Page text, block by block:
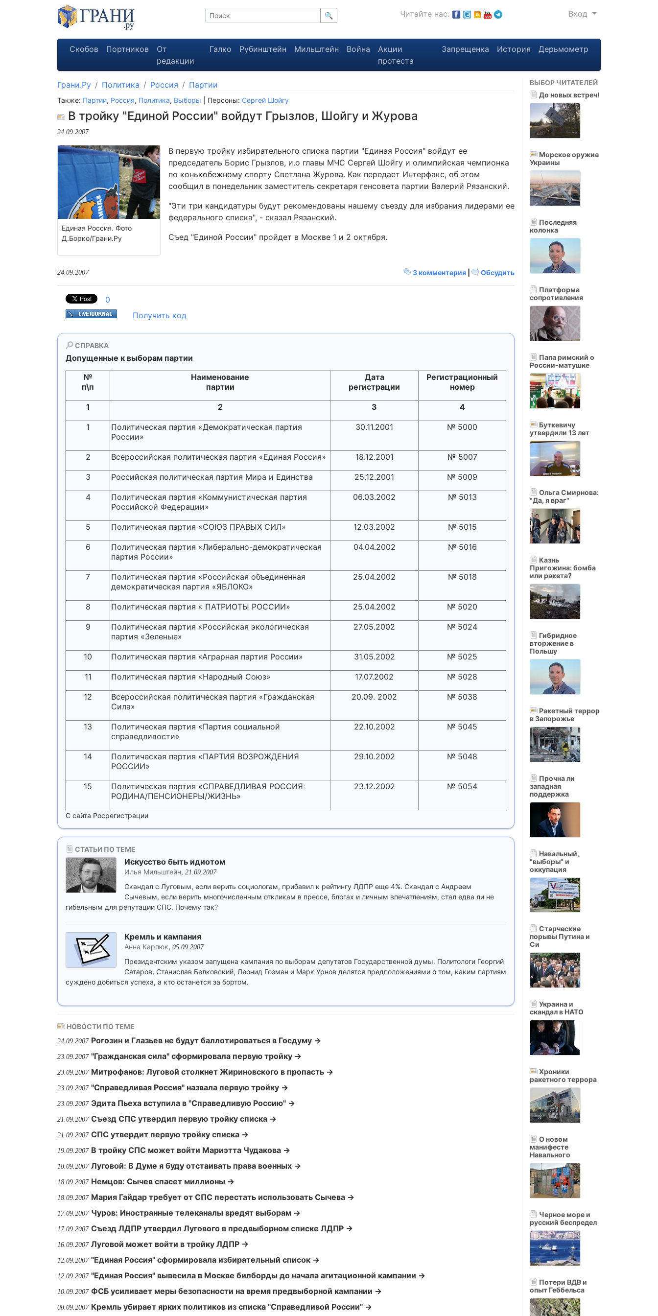
🔍 Читайте нас: Вход
Скобов Портников
От
редакции
Галко Рубинштейн Мильштейн Война
Акции
протеста
Запрещенка История Дерьмометр
Грани.Ру Политика Россия Партии
Также: Партии, Россия, Политика, Выборы | Персоны: Сергей Шойгу
В тройку "Единой России" войдут Грызлов, Шойгу и Журова
24.09.2007
Единая Россия. Фото
Д.Борко/Грани.Ру
В первую тройку избирательного списка партии "Единая Россия" войдут ее
председатель Борис Грызлов, и.о главы МЧС Сергей Шойгу и олимпийская чемпионка
по конькобежному спорту Светлана Журова. Как передает Интерфакс, об этом
сообщил в понедельник заместитель секретаря генсовета партии Валерий Рязанский.
"Эти три кандидатуры будут рекомендованы нашему съезду для избрания лидерами ее
федерального списка", - сказал Рязанский.
Съед "Единой России" пройдет в Москве 1 и 2 октября.
3 комментария Обсудить
24.09.2007
0
Получить код
СПРАВКА
Допущенные к выборам партии
№
п\п
Наименование
партии
Дата
регистрации
Регистрационный
номер
1 2 3 4
1
Политическая партия «Демократическая партия
России»
30.11.2001 № 5000
2 Всероссийская политическая партия «Единая Россия» 18.12.2001 № 5007
3 Российская политическая партия Мира и Единства 25.12.2001 № 5009
4
Политическая партия «Коммунистическая партия
Российской Федерации»
06.03.2002 № 5013
5 Политическая партия «СОЮЗ ПРАВЫХ СИЛ» 12.03.2002 № 5015
6
Политическая партия «Либерально-демократическая
партия России»
04.04.2002 № 5016
7
Политическая партия «Российская объединенная
демократическая партия «ЯБЛОКО»
25.04.2002 № 5018
8 Политическая партия « ПАТРИОТЫ РОССИИ» 25.04.2002 № 5020
9
Политическая партия «Российская экологическая
партия «Зеленые»
27.05.2002 № 5024
10 Политическая партия «Аграрная партия России» 31.05.2002 № 5025
11 Политическая партия «Народный Союз» 17.07.2002 № 5028
12
Всероссийская политическая партия «Гражданская
Сила»
20.09. 2002 № 5038
13
Политическая партия «Партия социальной
справедливости»
22.10.2002 № 5045
14
Политическая партия «ПАРТИЯ ВОЗРОЖДЕНИЯ
РОССИИ»
29.10.2002 № 5048
15
Политическая партия «СПРАВЕДЛИВАЯ РОССИЯ:
РОДИНА/ПЕНСИОНЕРЫ/ЖИЗНЬ»
23.12.2002 № 5054
С сайта Росрегистрации
СТАТЬИ ПО ТЕМЕ
Искусство быть идиотом
Илья Мильштейн, 21.09.2007
Скандал с Луговым, если верить социологам, прибавил к рейтингу ЛДПР еще 4%. Скандал с Андреем
Сычевым, если верить многочисленным откликам в прессе, блогах и личным впечатлениям, стал едва ли не
гибельным для репутации СПС. Почему так?
Кремль и кампания
Анна Карпюк, 05.09.2007
Президентским указом запущена кампания по выборам депутатов Государственной думы. Политологи Георгий
Сатаров, Станислав Белковский, Леонид Гозман и Марк Урнов делятся предположениями о том, каким партиям
суждено добиться успеха, а кто останется за бортом.
НОВОСТИ ПО ТЕМЕ
24.09.2007 Рогозин и Глазьев не будут баллотироваться в Госдуму →
23.09.2007 "Гражданская сила" сформировала первую тройку →
23.09.2007 Митрофанов: Луговой столкнет Жириновского в пропасть →
23.09.2007 "Справедливая Россия" назвала первую тройку →
23.09.2007 Эдита Пьеха вступила в "Справедливую Россию" →
21.09.2007 Съезд СПС утвердил первую тройку списка →
21.09.2007 СПС утвердит первую тройку списка →
19.09.2007 В тройку СПС может войти Мариэтта Чудакова →
18.09.2007 Луговой: В Думе я буду отстаивать права военных →
18.09.2007 Немцов: Сычев спасет миллионы →
18.09.2007 Мария Гайдар требует от СПС перестать использовать Сычева →
17.09.2007 Чуров: Иностранные телеканалы вредят выборам →
17.09.2007 Съезд ЛДПР утвердил Лугового в предвыборном списке ЛДПР →
16.09.2007 Луговой может войти в тройку ЛДПР →
12.09.2007 "Единая Россия" сформировала избирательный список →
12.09.2007 "Единая Россия" вывесила в Москве билборды до начала агитационной кампании →
10.09.2007 ФСБ усиливает меры безопасности на время предвыборной кампании →
08.09.2007 Кремль убирает ярких политиков из списка "Справедливой России" →
ВЫБОР ЧИТАТЕЛЕЙ
До новых встреч!
Морское оружие
Украины
Последняя
колонка
Платформа
сопротивления
Папа римский о
России-матушке
Буткевичу
утвердили 13 лет
Ольга Смирнова:
"Да, я враг"
Казнь
Пригожина: бомба
или ракета?
Гибридное
вторжение в
Польшу
Ракетный террор
в Запорожье
Прочна ли
западная
поддержка
Навальный,
"выборы" и
оккупация
Старческие
порывы Путина и
Си
Украина и
скандал в НАТО
Хроники
ракетного террора
О новом
манифесте
Навального
Черное море и
русский беспредел
Потери ВДВ и
опыт Геббельса